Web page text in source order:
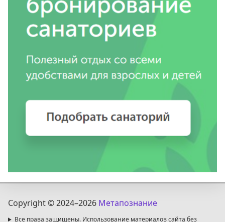
Copyright © 2024–2026 Метапознание
Все права защищены. Использование материалов сайта без